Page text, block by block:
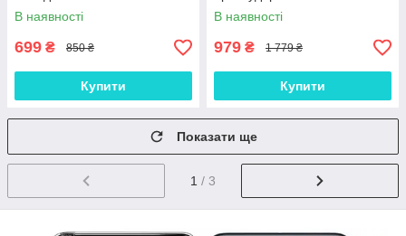
"SWAROV LUXURY"
В наявності
699 ₴ 850 ₴
Купити
книжка з підставкою
"CROCOHEAD"
В наявності
979 ₴ 1 779 ₴
Купити
Показати ще
1 / 3